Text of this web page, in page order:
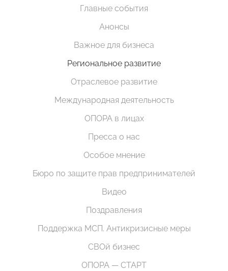
Главные события
Анонсы
Важное для бизнеса
Региональное развитие
Отраслевое развитие
Международная деятельность
ОПОРА в лицах
Пресса о нас
Особое мнение
Бюро по защите прав предпринимателей
Видео
Поздравления
Поддержка МСП. Антикризисные меры
СВОй бизнес
ОПОРА — СТАРТ